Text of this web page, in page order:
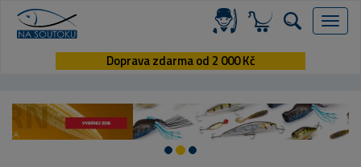
Menu
Doprava zdarma od 2 000 Kč